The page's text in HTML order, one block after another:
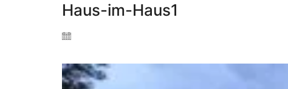
Haus-im-Haus1